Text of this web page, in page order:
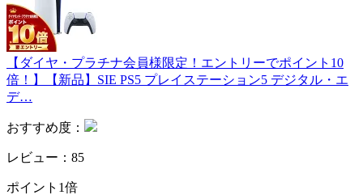
【ダイヤ・プラチナ会員様限定！エントリーでポイント10
倍！】【新品】SIE PS5 プレイステーション5 デジタル・エ
デ…
おすすめ度：
レビュー：85
ポイント1倍